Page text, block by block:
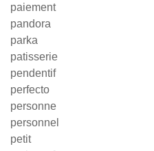
paiement
pandora
parka
patisserie
pendentif
perfecto
personne
personnel
petit